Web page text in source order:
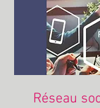
Réseau